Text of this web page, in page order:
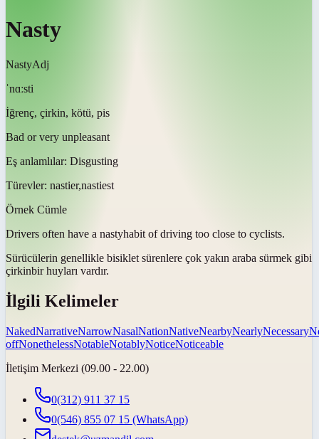
Nasty
NastyAdj
ˈnɑːsti
İğrenç, çirkin, kötü, pis
Bad or very unpleasant
Eş anlamlılar: Disgusting
Türevler: nastier,nastiest
Örnek Cümle
Drivers often have a nastyhabit of driving too close to cyclists.
Sürücülerin genellikle bisiklet sürenlere çok yakın araba sürmek gibi
çirkinbir huyları vardır.
İlgili Kelimeler
NakedNarrativeNarrowNasalNationNativeNearbyNearlyNecessary
offNonethelessNotableNotablyNoticeNoticeable
İletişim Merkezi (09.00 - 22.00)
0(312) 911 37 15
0(546) 855 07 15 (WhatsApp)